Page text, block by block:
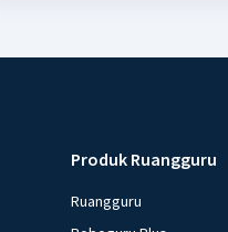
Produk Ruangguru
Ruangguru